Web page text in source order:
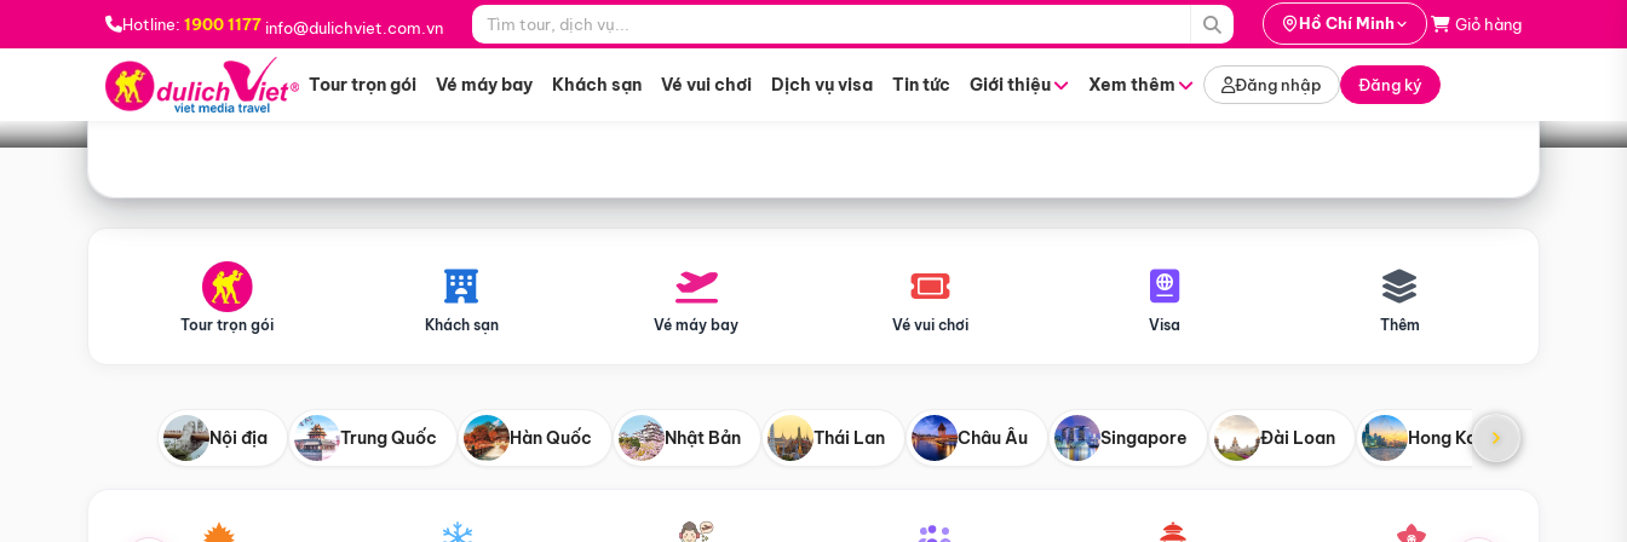
Hotline: 1900 1177 info@dulichviet.com.vn Hồ Chí Minh Giỏ hàng
Tour trọn gói Vé máy bay Khách sạn Vé vui chơi Dịch vụ visa Tin tức Giới thiệu Xem thêm Đăng nhập Đăng ký
Bạn muốn đi đâu? *
Tìm tour
Tour trọn gói Khách sạn Vé máy bay Vé vui chơi Visa Thêm
Nội địa Trung Quốc Hàn Quốc Nhật Bản Thái Lan Châu Âu Singapore Đài Loan Hong Kong